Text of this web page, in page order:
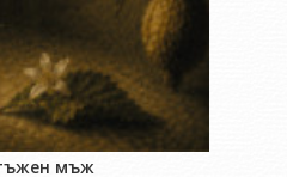
мъж